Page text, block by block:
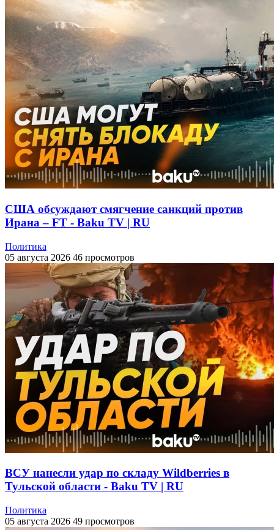
США обсуждают смягчение санкций против
Ирана – FT - Baku TV | RU
Политика
05 августа 2026 46 просмотров
ВСУ нанесли удар по складу Wildberries в
Тульской области - Baku TV | RU
Политика
05 августа 2026 49 просмотров